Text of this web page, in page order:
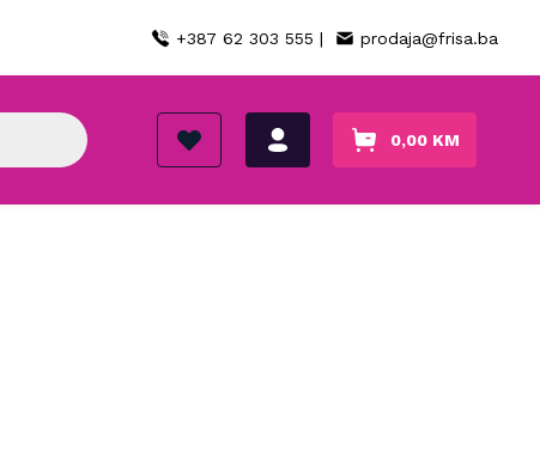
+387 62 303 555 | prodaja@frisa.ba
0,00 KM